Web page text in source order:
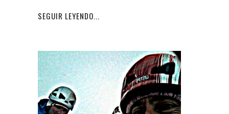
SEGUIR LEYENDO...